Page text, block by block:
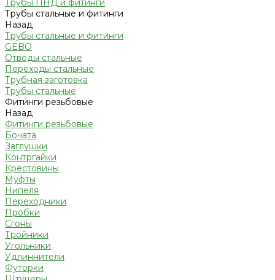
Трубы ПНД и фитинги
Трубы стальные и фитинги
Назад
Трубы стальные и фитинги
GEBO
Отводы стальные
Переходы стальные
Трубная заготовка
Трубы стальные
Фитинги резьбовые
Назад
Фитинги резьбовые
Бочата
Заглушки
Контргайки
Крестовины
Муфты
Нипеля
Переходники
Пробки
Сгоны
Тройники
Угольники
Удлиннители
Футорки